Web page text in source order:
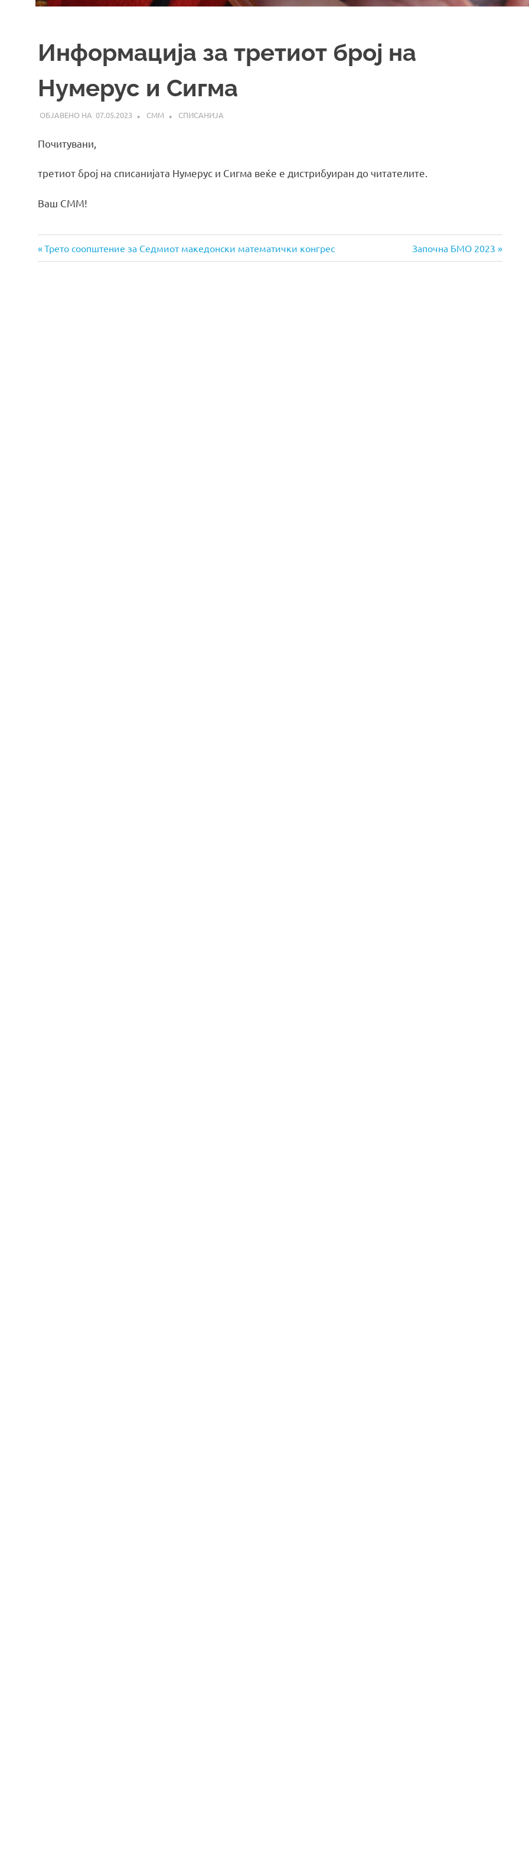
Информација за третиот број на
Нумерус и Сигма
07.05.2023 СММ СПИСАНИЈА
Почитувани,
третиот број на списанијата Нумерус и Сигма веќе е дистрибуиран до читателите.
Ваш СММ!
Навигација
Previous
Post:
Трето соопштение за Седмиот македонски математички конгрес
Next
Post:
Започна БМО 2023